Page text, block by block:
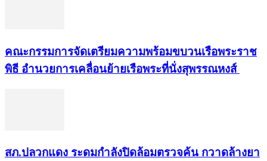
คณะกรรมการจัดเตรียมความพร้อมขบวนเรือพระราช
พิธี อำนวยการเคลื่อนย้ายเรือพระที่นั่งสุพรรณหงส์
สภ.ปลวกแดง ระดมกำลังปิดล้อมตรวจค้น กวาดล้างยา